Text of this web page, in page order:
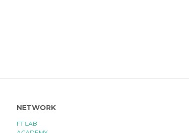
NETWORK
FT LAB